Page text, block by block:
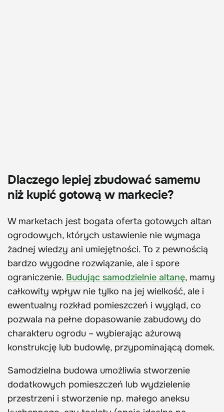
Dlaczego lepiej zbudować samemu
niż kupić gotową w markecie?
W marketach jest bogata oferta gotowych altan
ogrodowych, których ustawienie nie wymaga
żadnej wiedzy ani umiejętności. To z pewnością
bardzo wygodne rozwiązanie, ale i spore
ograniczenie. Budując samodzielnie altanę, mamy
całkowity wpływ nie tylko na jej wielkość, ale i
ewentualny rozkład pomieszczeń i wygląd, co
pozwala na pełne dopasowanie zabudowy do
charakteru ogrodu – wybierając ażurową
konstrukcję lub budowlę, przypominającą domek.
Samodzielna budowa umożliwia stworzenie
dodatkowych pomieszczeń lub wydzielenie
przestrzeni i stworzenie np. małego aneksu